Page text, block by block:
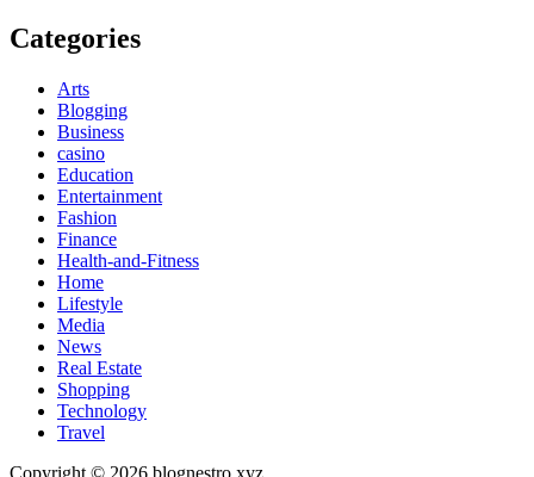
Categories
Arts
Blogging
Business
casino
Education
Entertainment
Fashion
Finance
Health-and-Fitness
Home
Lifestyle
Media
News
Real Estate
Shopping
Technology
Travel
Copyright © 2026 blognestro xyz